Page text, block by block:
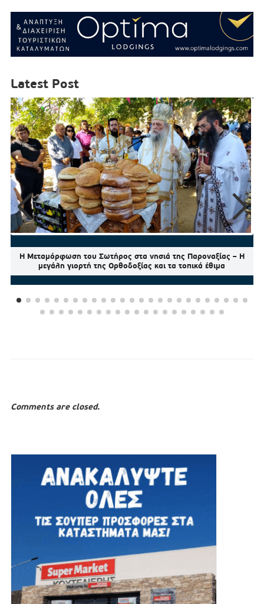
Latest Post
Η Μεταμόρφωση του Σωτήρος στα νησιά της Παροναξίας – Η
μεγάλη γιορτή της Ορθοδοξίας και τα τοπικά έθιμα
Comments are closed.